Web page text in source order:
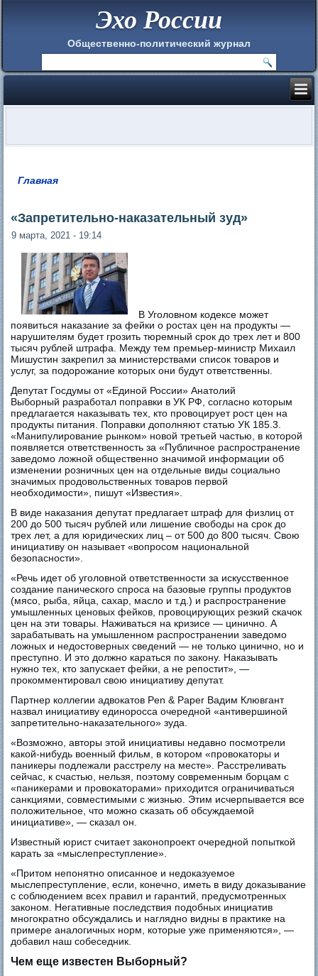
Эхо России
Общественно-политический журнал
Главная
«Запретительно-наказательный зуд»
9 марта, 2021 - 19:14
В Уголовном кодексе может
появиться наказание за фейки о ростах цен на продукты —
нарушителям будет грозить тюремный срок до трех лет и 800
тысяч рублей штрафа. Между тем премьер-министр Михаил
Мишустин закрепил за министерствами список товаров и
услуг, за подорожание которых они будут ответственны.
Депутат Госдумы от «Единой России» Анатолий
Выборный разработал поправки в УК РФ, согласно которым
предлагается наказывать тех, кто провоцирует рост цен на
продукты питания. Поправки дополняют статью УК 185.3.
«Манипулирование рынком» новой третьей частью, в которой
появляется ответственность за «Публичное распространение
заведомо ложной общественно значимой информации об
изменении розничных цен на отдельные виды социально
значимых продовольственных товаров первой
необходимости», пишут «Известия».
В виде наказания депутат предлагает штраф для физлиц от
200 до 500 тысяч рублей или лишение свободы на срок до
трех лет, а для юридических лиц – от 500 до 800 тысяч. Свою
инициативу он называет «вопросом национальной
безопасности».
«Речь идет об уголовной ответственности за искусственное
создание панического спроса на базовые группы продуктов
(мясо, рыба, яйца, сахар, масло и т.д.) и распространение
умышленных ценовых фейков, провоцирующих резкий скачок
цен на эти товары. Наживаться на кризисе — цинично. А
зарабатывать на умышленном распространении заведомо
ложных и недостоверных сведений — не только цинично, но и
преступно. И это должно караться по закону. Наказывать
нужно тех, кто запускает фейки, а не репостит», —
прокомментировал свою инициативу депутат.
Партнер коллегии адвокатов Pen & Paper Вадим Клювгант
назвал инициативу единоросса очередной «антивершиной
запретительно-наказательного» зуда.
«Возможно, авторы этой инициативы недавно посмотрели
какой-нибудь военный фильм, в котором «провокаторы и
паникеры подлежали расстрелу на месте». Расстреливать
сейчас, к счастью, нельзя, поэтому современным борцам с
«паникерами и провокаторами» приходится ограничиваться
санкциями, совместимыми с жизнью. Этим исчерпывается все
положительное, что можно сказать об обсуждаемой
инициативе», — сказал он.
Известный юрист считает законопроект очередной попыткой
карать за «мыслепреступление».
«Притом непонятно описанное и недоказуемое
мыслепреступление, если, конечно, иметь в виду доказывание
с соблюдением всех правил и гарантий, предусмотренных
законом. Негативные последствия подобных инициатив
многократно обсуждались и наглядно видны в практике на
примере аналогичных норм, которые уже применяются», —
добавил наш собеседник.
Чем еще известен Выборный?